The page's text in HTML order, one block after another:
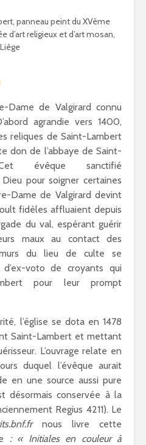
panneau peint du XVème
d’art religieux et d’art mosan,
Liège
Dame de Valgirard connu
agrandie vers 1400,
reliques de Saint-Lambert
don de l’abbaye de Saint-
Cet évêque sanctifié
pour soigner certaines
Dame de Valgirard devint
fidèles affluaient depuis
du val, espérant guérir
maux au contact des
du lieu de culte se
voto de croyants qui
pour leur prompt
l’église se dota en 1478
Saint-Lambert et mettant
L’ouvrage relate en
duquel l’évêque aurait
en une source aussi pure
désormais conservée à la
Regius 4211). Le
nous livre cette
: « Initiales en couleur à